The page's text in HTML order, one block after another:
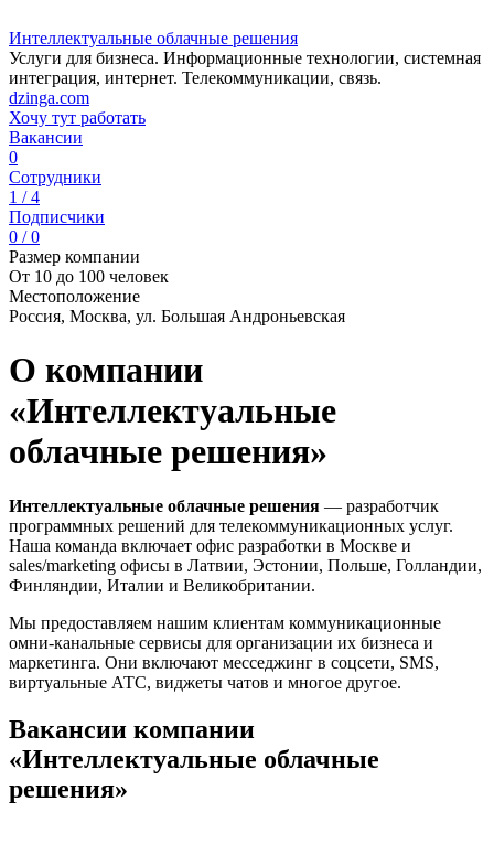
Интеллектуальные облачные решения
Услуги для бизнеса. Информационные технологии, системная
интеграция, интернет. Телекоммуникации, связь.
dzinga.com
Хочу тут работать
Вакансии
0
Сотрудники
1 / 4
Подписчики
0 / 0
Размер компании
От 10 до 100 человек
Местоположение
Россия, Москва, ул. Большая Андроньевская
О компании
«Интеллектуальные
облачные решения»
Интеллектуальные облачные решения — разработчик
программных решений для телекоммуникационных услуг.
Наша команда включает офис разработки в Москве и
sales/marketing офисы в Латвии, Эстонии, Польше, Голландии,
Финляндии, Италии и Великобритании.
Мы предоставляем нашим клиентам коммуникационные
омни-канальные сервисы для организации их бизнеса и
маркетинга. Они включают месседжинг в соцсети, SMS,
виртуальные АТС, виджеты чатов и многое другое.
Вакансии компании
«Интеллектуальные облачные
решения»